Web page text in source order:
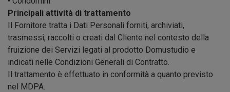
Principali attività di trattamento
Il Fornitore tratta i Dati Personali forniti, archiviati,
trasmessi, raccolti o creati dal Cliente nel contesto della
fruizione dei Servizi legati al prodotto Domustudio e
indicati nelle Condizioni Generali di Contratto.
Il trattamento è effettuato in conformità a quanto previsto
nel MDPA.